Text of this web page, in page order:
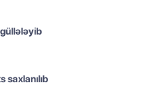
saxlanılıb